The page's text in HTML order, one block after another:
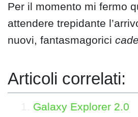
Per il momento mi fermo
attendere trepidante
nuovi, fantasmagorici
Articoli correlati:
Galaxy Explorer 2.0